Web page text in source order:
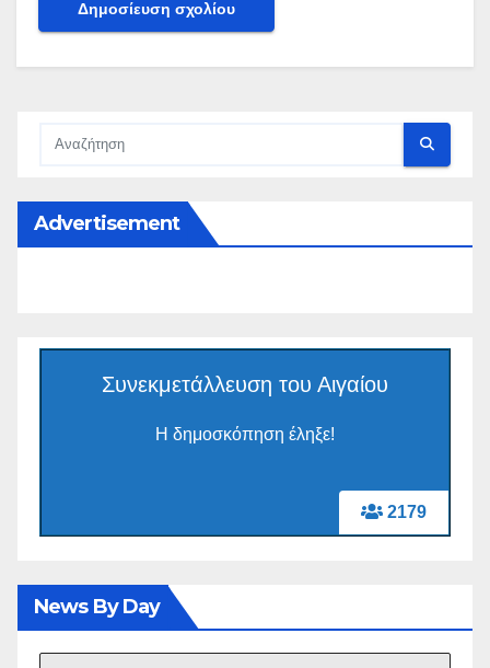
Advertisement
2179
Συνεκμετάλλευση του Αιγαίου
Η δημοσκόπηση έληξε!
News By Day